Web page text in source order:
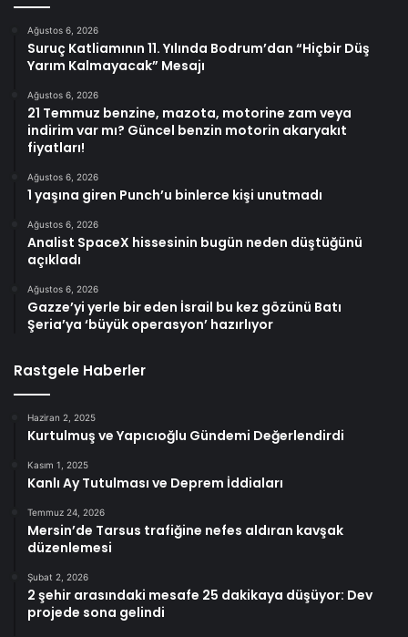
Ağustos 6, 2026
Suruç Katliamının 11. Yılında Bodrum’dan “Hiçbir Düş
Yarım Kalmayacak” Mesajı
Ağustos 6, 2026
21 Temmuz benzine, mazota, motorine zam veya
indirim var mı? Güncel benzin motorin akaryakıt
fiyatları!
Ağustos 6, 2026
1 yaşına giren Punch’u binlerce kişi unutmadı
Ağustos 6, 2026
Analist SpaceX hissesinin bugün neden düştüğünü
açıkladı
Ağustos 6, 2026
Gazze’yi yerle bir eden İsrail bu kez gözünü Batı
Şeria’ya ‘büyük operasyon’ hazırlıyor
Rastgele Haberler
Haziran 2, 2025
Kurtulmuş ve Yapıcıoğlu Gündemi Değerlendirdi
Kasım 1, 2025
Kanlı Ay Tutulması ve Deprem İddiaları
Temmuz 24, 2026
Mersin’de Tarsus trafiğine nefes aldıran kavşak
düzenlemesi
Şubat 2, 2026
2 şehir arasındaki mesafe 25 dakikaya düşüyor: Dev
projede sona gelindi